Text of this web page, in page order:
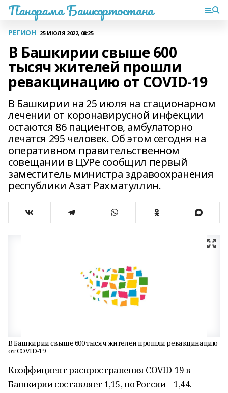
Панорама Башкортостана
РЕГИОН 25 ИЮЛЯ 2022, 08:25
В Башкирии свыше 600
тысяч жителей прошли
ревакцинацию от COVID-19
В Башкирии на 25 июля на стационарном
лечении от коронавирусной инфекции
остаются 86 пациентов, амбулаторно
лечатся 295 человек. Об этом сегодня на
оперативном правительственном
совещании в ЦУРе сообщил первый
заместитель министра здравоохранения
республики Азат Рахматуллин.
В Башкирии свыше 600 тысяч жителей прошли ревакцинацию
от COVID-19
Коэффициент распространения COVID-19 в
Башкирии составляет 1,15, по России – 1,44.